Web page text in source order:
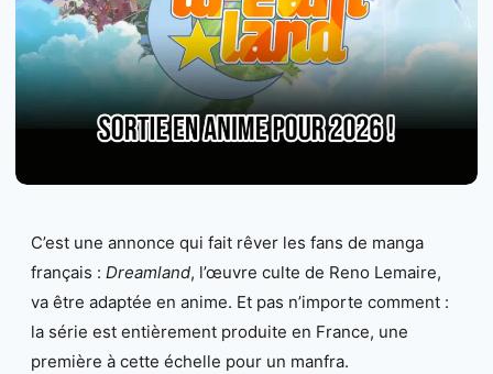
C’est une annonce qui fait rêver les fans de manga
français : Dreamland, l’œuvre culte de Reno Lemaire,
va être adaptée en anime. Et pas n’importe comment :
la série est entièrement produite en France, une
première à cette échelle pour un manfra.